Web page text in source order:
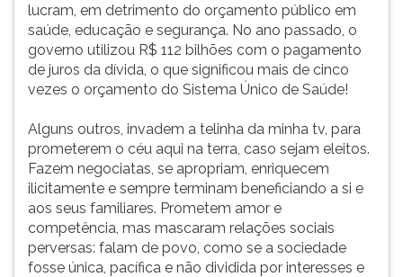
lucram, em detrimento do orçamento público em
saúde, educação e segurança. No ano passado, o
governo utilizou R$ 112 bilhões com o pagamento
de juros da dívida, o que significou mais de cinco
vezes o orçamento do Sistema Único de Saúde!
Alguns outros, invadem a telinha da minha tv, para
prometerem o céu aqui na terra, caso sejam eleitos.
Fazem negociatas, se apropriam, enriquecem
ilicitamente e sempre terminam beneficiando a si e
aos seus familiares. Prometem amor e
competência, mas mascaram relações sociais
perversas: falam de povo, como se a sociedade
fosse única, pacífica e não dividida por interesses e